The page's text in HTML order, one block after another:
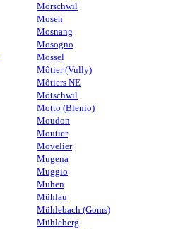
Mörschwil
Mosen
Mosnang
Mosogno
Mossel
Môtier (Vully)
Môtiers NE
Mötschwil
Motto (Blenio)
Moudon
Moutier
Movelier
Mugena
Muggio
Muhen
Mühlau
Mühlebach (Goms)
Mühleberg